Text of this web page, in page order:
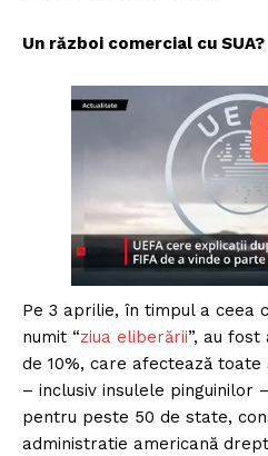
Un război comercial cu SUA?
Pe 3 aprilie, în timpul a ceea
numit “ziua eliberării”, au
de 10%, care afectează
– inclusiv insulele pinguinilor
pentru peste 50 de state,
administratie americană